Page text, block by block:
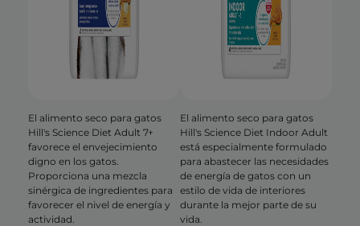
El alimento seco para gatos
Hill's Science Diet Adult 7+
favorece el envejecimiento
digno en los gatos.
Proporciona una mezcla
sinérgica de ingredientes para
favorecer el nivel de energía y
actividad.
El alimento seco para gatos
Hill's Science Diet Indoor Adult
está especialmente formulado
para abastecer las necesidades
de energía de gatos con un
estilo de vida de interiores
durante la mejor parte de su
vida.